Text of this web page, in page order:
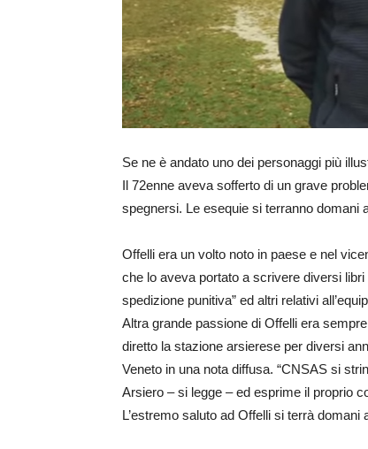
Se ne è andato uno dei personaggi più
Il 72enne aveva sofferto di un grave
spegnersi. Le esequie si terranno domani
Offelli era un volto noto in paese e nel
che lo aveva portato a scrivere diversi
spedizione punitiva” ed altri relativi
Altra grande passione di Offelli era
diretto la stazione arsierese per diversi
Veneto in una nota diffusa. “CNSAS si
Arsiero – si legge – ed esprime il proprio
L’estremo saluto ad Offelli si terrà